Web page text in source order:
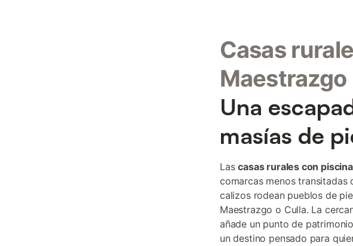
Casas
Maestrazgo
Una
masías de
Lascasas rurales con
comarcas menos transitadas
calizos rodean pueblos de
Maestrazgo o Culla. La
añade un punto de
un destino pensado para